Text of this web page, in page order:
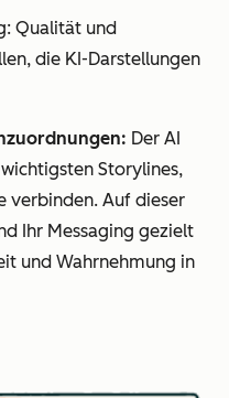
Qualität und
die KI-Darstellungen
Der AI
Storylines,
verbinden. Auf dieser
Ihr Messaging gezielt
und Wahrnehmung in